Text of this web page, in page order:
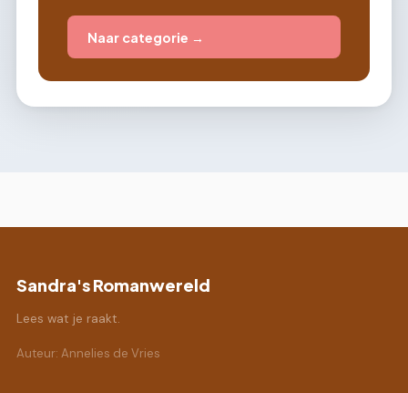
Naar categorie →
Sandra's Romanwereld
Lees wat je raakt.
Auteur: Annelies de Vries